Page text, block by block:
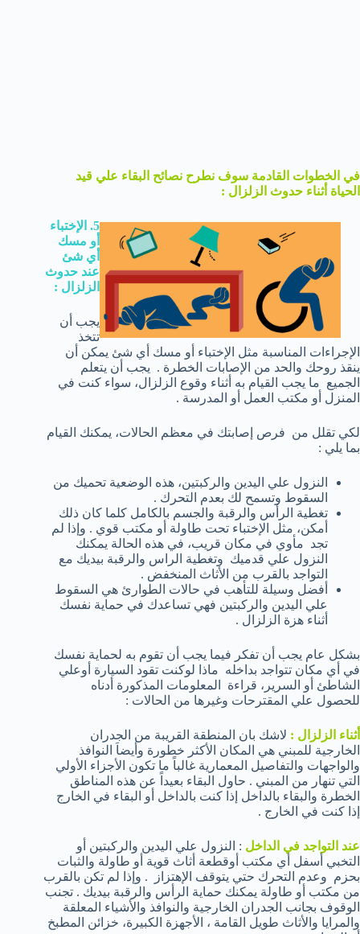
في الخطوات القادمة سوف نطرح نصائح البقاء علي قيد
الحياة أثناء حدوث الزلزال :
5. الإختباء
أو مسك
أي شئ
عند حدوث
الزلزال :
يجب أن
تتخذ
الإجراءات المناسبة مثل الإختباء أو مسك أي شئ يمكن أن
ينقذ روحك والحد من الإصابات الخطرة . يجب أن يتعلم
الجميع ما يجب القيام به أثناء وقوع الزلزال، سواء كنت في
المنزل أو مكتب العمل أو المدرسة .
لكي تقلل من فرص إصابتك في معظم الحالات، يمكنك القيام
بما يلي :
النزول علي اليدين والركبتين، هذه الوضعية تحميك من
السقوط وتسمح لك بعدم التحرك .
تغطية الرأس والرقبة والجسم بالكامل كلما كان ذلك
أمكن، مثل الإختباء تحت طاولة أو مكتب قوي . وإذا لم
تجد مأوي في مكان قريب، في هذه الحالة يمكنك
النزول علي قدميك وتغطية الراس والرقبة بيديك مع
التواجد بالقرب من الأثاث المنخفض .
أفضل وسيلة للتأهب في حالات الطوارئ هي السقوط
علي اليدين والركبتين فهي تساعدك في حماية نفسك
أثناء هزة الزلزال .
بشكل عام يجب أن تفكر فيما يجب أن تقوم به لحماية نفسك
في أي مكان تتواجد بداخله ماذا لوكنت تقود السيارة أوعلي
الشاطئ أو السرير، قراءة المعلومات المذكورة أدناه
للحصول علي المقترحات وغيرها من الحالات :
أثناء الزلزال : لاشك بان المنطقة القريبة من الجدران
الخارجية للمبني هي المكان الأكثر خطورة وأيضاَ النوافذ
والواجهات والتفاصيل المعمارية غالباً ما تكون الأجزاء الأولي
التي تنهار من المبني . حاول البقاء بعيداً عن هذه المناطق
الخطرة والبقاء بالداخل إذا كنت بالداخل أو البقاء في الخارج
إذا كنت في الخارج .
عند التواجد في الداخل : النزول علي اليدين والركبتين أو
التخبي أسفل أي مكتب أوقطعة أثاث قوية أو طاولة والثبات
بحزم وعدم التحرك حتي يتوقف الإهتزاز . وإذا لم تكن بالقرب
من مكتب أو طاولة يمكنك حماية الرأس والرقبة بيديك . تجنب
الوقوف بجانب الجدران الخارجية والنوافذ والأشياء المعلقة
والمرايا والأثاث طويل القامة ، الأجهزة الكبيرة، خزائن المطبخ